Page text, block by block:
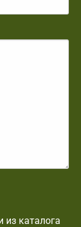
из каталога